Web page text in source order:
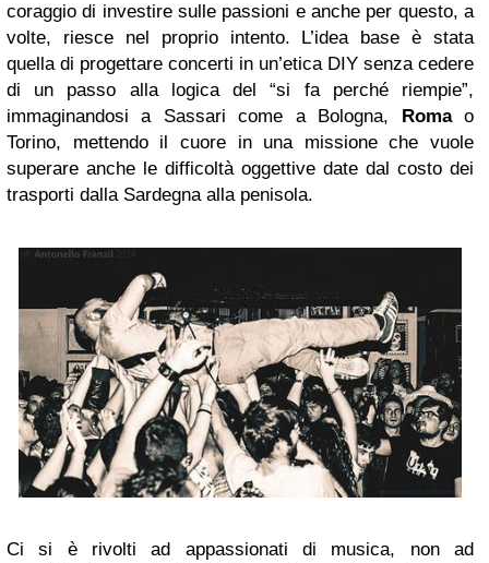
coraggio di investire sulle passioni e anche per questo, a
volte, riesce nel proprio intento. L’idea base è stata
quella di progettare concerti in un’etica DIY senza cedere
di un passo alla logica del “si fa perché riempie”,
immaginandosi a Sassari come a Bologna, Romao
Torino, mettendo il cuore in una missione che vuole
superare anche le difficoltà oggettive date dal costo dei
trasporti dalla Sardegna alla penisola.
Ci si è rivolti ad appassionati di musica, non ad